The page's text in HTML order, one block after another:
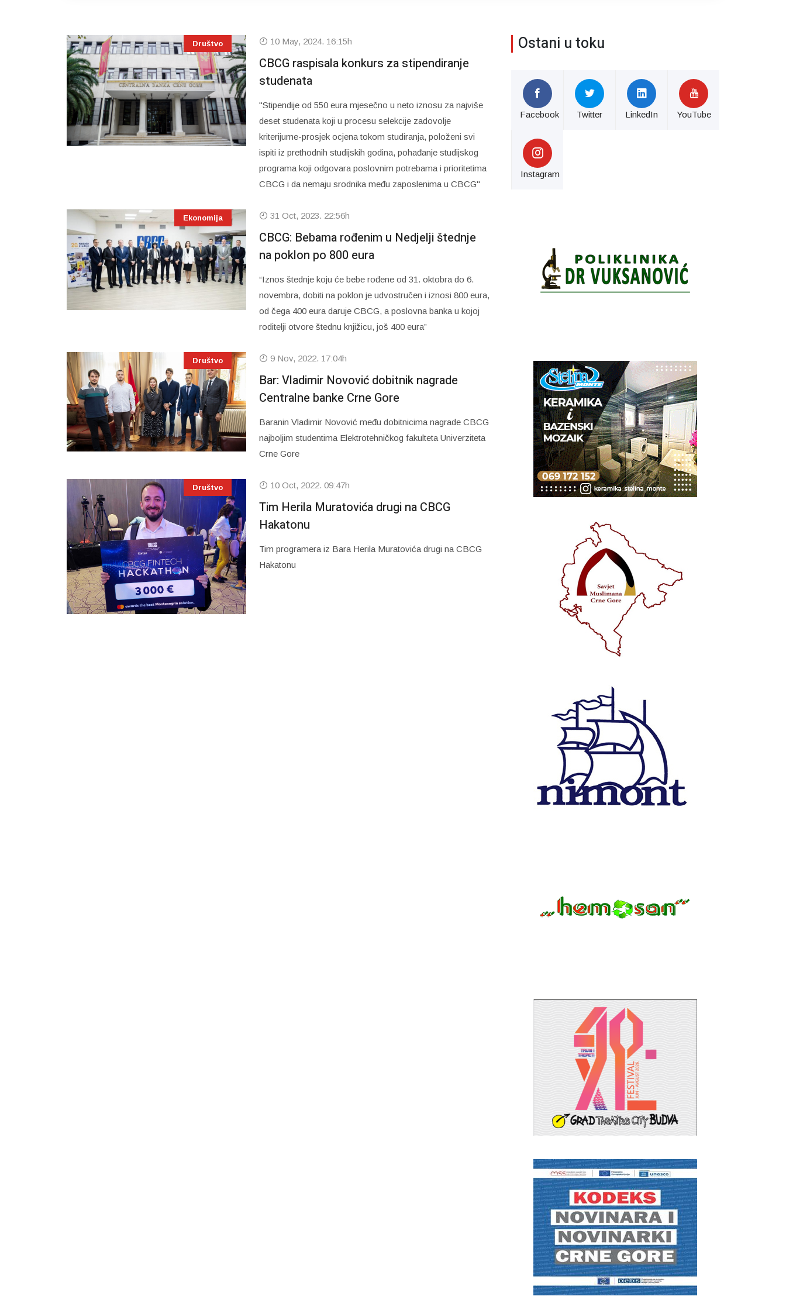
Društvo 10 May, 2024. 16:15h
CBCG raspisala konkurs za stipendiranje
studenata
"Stipendije od 550 eura mjesečno u neto iznosu za najviše
deset studenata koji u procesu selekcije zadovolje
kriterijume-prosjek ocjena tokom studiranja, položeni svi
ispiti iz prethodnih studijskih godina, pohađanje studijskog
programa koji odgovara poslovnim potrebama i prioritetima
CBCG i da nemaju srodnika među zaposlenima u CBCG"
Ekonomija 31 Oct, 2023. 22:56h
CBCG: Bebama rođenim u Nedjelji štednje
na poklon po 800 eura
“Iznos štednje koju će bebe rođene od 31. oktobra do 6.
novembra, dobiti na poklon je udvostručen i iznosi 800 eura,
od čega 400 eura daruje CBCG, a poslovna banka u kojoj
roditelji otvore štednu knjižicu, još 400 eura”
Društvo 9 Nov, 2022. 17:04h
Bar: Vladimir Novović dobitnik nagrade
Centralne banke Crne Gore
Baranin Vladimir Novović među dobitnicima nagrade CBCG
najboljim studentima Elektrotehničkog fakulteta Univerziteta
Crne Gore
Društvo 10 Oct, 2022. 09:47h
Tim Herila Muratovića drugi na CBCG
Hakatonu
Tim programera iz Bara Herila Muratovića drugi na CBCG
Hakatonu
Ostani u toku
Facebook Twitter LinkedIn YouTube
Instagram